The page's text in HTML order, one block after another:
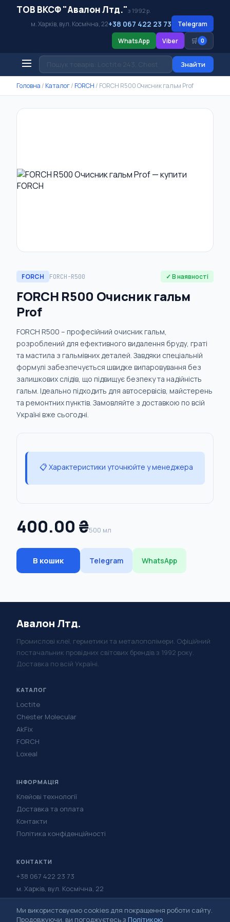
ТОВ ВКСФ "Авалон Лтд."з 1992 р.
м. Харків, вул. Космічна, 22+38 067 422 23 73
Telegram
WhatsApp
Viber 🛒 0
Знайти
Головна / Каталог/ FORCH / FORCH R500 Очисник гальм Prof
FORCH FORCH-R500 ✓ В наявності
FORCH R500 Очисник гальм
Prof
FORCH R500 – професійний очисник гальм,
розроблений для ефективного видалення бруду, граті
та мастила з гальмівних деталей. Завдяки спеціальній
формулі забезпечується швидке випаровування без
залишкових слідів, що підвищує безпеку та надійність
гальм. Ідеально підходить для автосервісів, майстерень
та ремонтних пунктів. Замовляйте з доставкою по всій
Україні вже сьогодні.
📋 Характеристики уточнюйте у менеджера
400.00 ₴500 мл
В кошик Telegram WhatsApp
Авалон Лтд.
Промислові клеї, герметики та металополімери. Офіційний
постачальник провідних світових брендів з 1992 року.
Доставка по всій Україні.
КАТАЛОГ
Loctite
Chester Molecular
AkFix
FORCH
Loxeal
ІНФОРМАЦІЯ
Клейові технології
Доставка та оплата
Контакти
Політика конфіденційності
КОНТАКТИ
+38 067 422 23 73
м. Харків, вул. Космічна, 22
Написати в Telegram
Написати у Viber
Ми використовуємо cookies для покращення роботи сайту.
Продовжуючи, ви погоджуєтесь з Політикою